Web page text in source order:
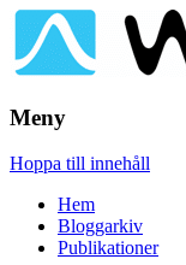
Wuz
Brandskydd
Meny
Hoppa till innehåll
Hem
Bloggarkiv
Publikationer